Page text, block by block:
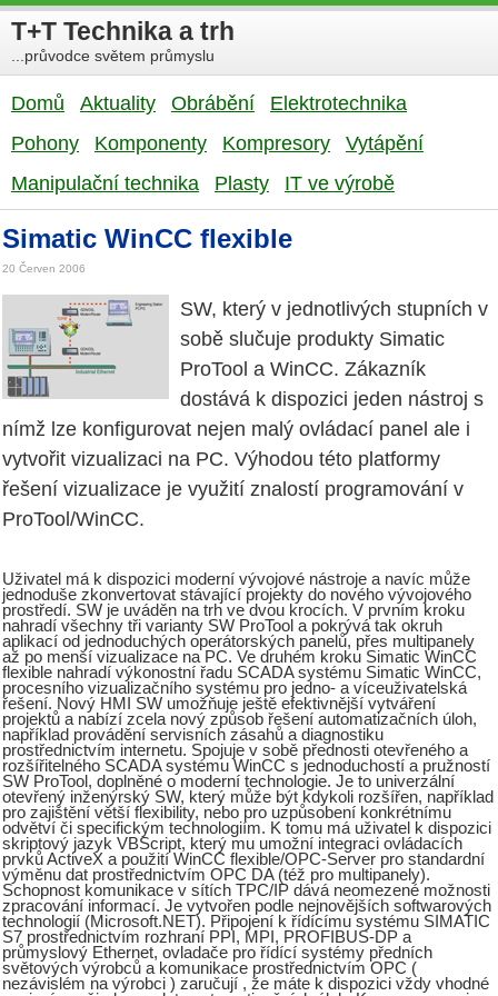
T+T Technika a trh
...průvodce světem průmyslu
Domů Aktuality Obrábění
Elektrotechnika
Pohony
Komponenty Kompresory
Vytápění
Manipulační technika
Plasty IT ve výrobě
Simatic WinCC flexible
20 Červen 2006
SW, který v jednotlivých stupních v
sobě slučuje produkty Simatic
ProTool a WinCC. Zákazník
dostává k dispozici jeden nástroj s
nímž lze konfigurovat nejen malý ovládací panel ale i
vytvořit vizualizaci na PC. Výhodou této platformy
řešení vizualizace je využití znalostí programování v
ProTool/WinCC.
Uživatel má k dispozici moderní vývojové nástroje a navíc může
jednoduše zkonvertovat stávající projekty do nového vývojového
prostředí. SW je uváděn na trh ve dvou krocích. V prvním kroku
nahradí všechny tři varianty SW ProTool a pokrývá tak okruh
aplikací od jednoduchých operátorských panelů, přes multipanely
až po menší vizualizace na PC. Ve druhém kroku Simatic WinCC
flexible nahradí výkonostní řadu SCADA systému Simatic WinCC,
procesního vizualizačního systému pro jedno- a víceuživatelská
řešení. Nový HMI SW umožňuje ještě efektivnější vytváření
projektů a nabízí zcela nový způsob řešení automatizačních úloh,
například provádění servisních zásahů a diagnostiku
prostřednictvím internetu. Spojuje v sobě přednosti otevřeného a
rozšířitelného SCADA systému WinCC s jednoduchostí a pružností
SW ProTool, doplněné o moderní technologie. Je to univerzální
otevřený inženýrský SW, který může být kdykoli rozšířen, například
pro zajištění větší flexibility, nebo pro uzpůsobení konkrétnímu
odvětví či specifickým technologiím. K tomu má uživatel k dispozici
skriptový jazyk VBScript, který mu umožní integraci ovládacích
prvků ActiveX a použití WinCC flexible/OPC-Server pro standardní
výměnu dat prostřednictvím OPC DA (též pro multipanely).
Schopnost komunikace v sítích TPC/IP dává neomezené možnosti
zpracování informací. Je vytvořen podle nejnovějších softwarových
technologií (Microsoft.NET). Připojení k řídícímu systému SIMATIC
S7 prostřednictvím rozhraní PPI, MPI, PROFIBUS-DP a
průmyslový Ethernet, ovladače pro řídící systémy předních
světových výrobců a komunikace prostřednictvím OPC (
nezávislém na výrobci ) zaručují , že máte k dispozici vždy vhodné